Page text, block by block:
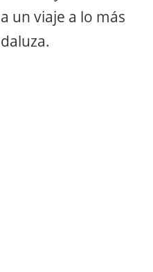
un viaje a lo más